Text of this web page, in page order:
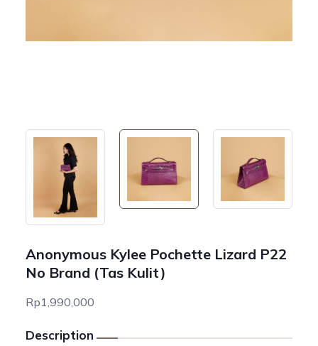
Anonymous Kylee Pochette Lizard P22
No Brand (Tas Kulit)
Rp1,990,000
Description